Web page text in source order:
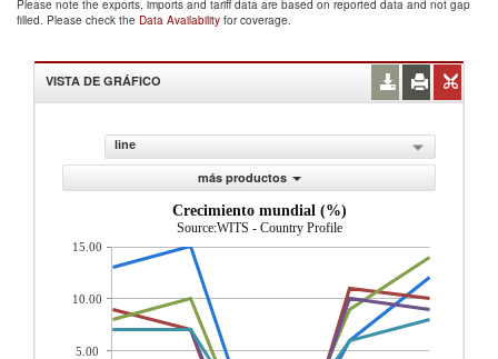
Please note the exports, imports and tariff data are based on reported data and not gap
filled. Please check the Data Availability for coverage.
VISTA DE GRÁFICO
line
más productos
Crecimiento mundial (%)
Source:WITS - Country Profile
15.00
10.00
5.00